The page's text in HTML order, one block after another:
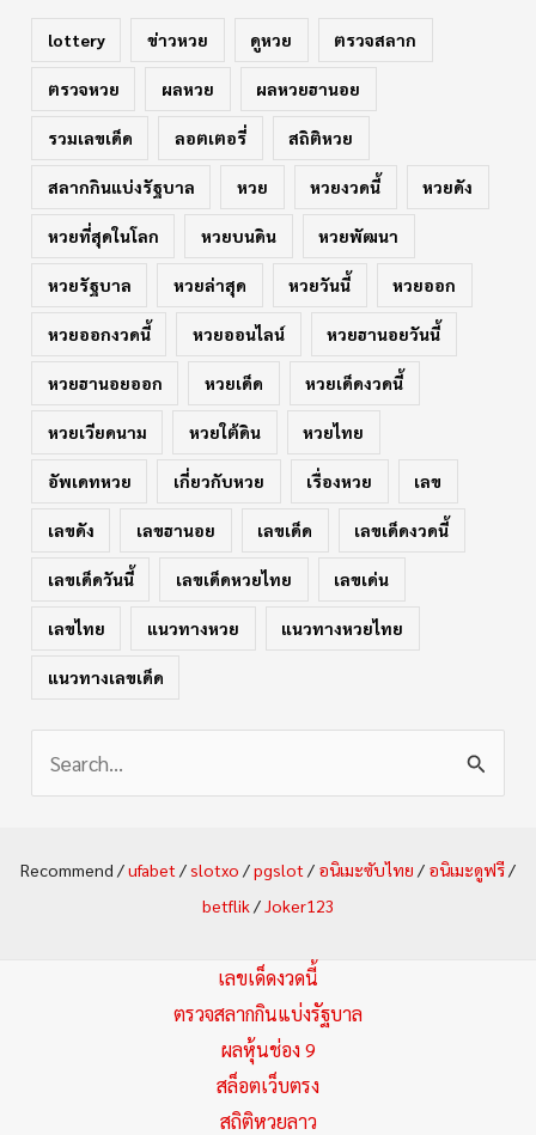
lottery ข่าวหวย ดูหวย ตรวจสลาก
ตรวจหวย ผลหวย ผลหวยฮานอย
รวมเลขเด็ด ลอตเตอรี่ สถิติหวย
สลากกินแบ่งรัฐบาล หวย หวยงวดนี้ หวยดัง
หวยที่สุดในโลก หวยบนดิน หวยพัฒนา
หวยรัฐบาล หวยล่าสุด หวยวันนี้ หวยออก
หวยออกงวดนี้ หวยออนไลน์ หวยฮานอยวันนี้
หวยฮานอยออก หวยเด็ด หวยเด็ดงวดนี้
หวยเวียดนาม หวยใต้ดิน หวยไทย
อัพเดทหวย เกี่ยวกับหวย เรื่องหวย เลข
เลขดัง เลขฮานอย เลขเด็ด เลขเด็ดงวดนี้
เลขเด็ดวันนี้ เลขเด็ดหวยไทย เลขเด่น
เลขไทย แนวทางหวย แนวทางหวยไทย
แนวทางเลขเด็ด
Recommend /ufabet /slotxo /pgslot / อนิเมะซับไทย / อนิเมะดูฟรี/
betflik/Joker123
เลขเด็ดงวดนี้
ตรวจสลากกินแบ่งรัฐบาล
ผลหุ้นช่อง 9
สล็อตเว็บตรง
สถิติหวยลาว